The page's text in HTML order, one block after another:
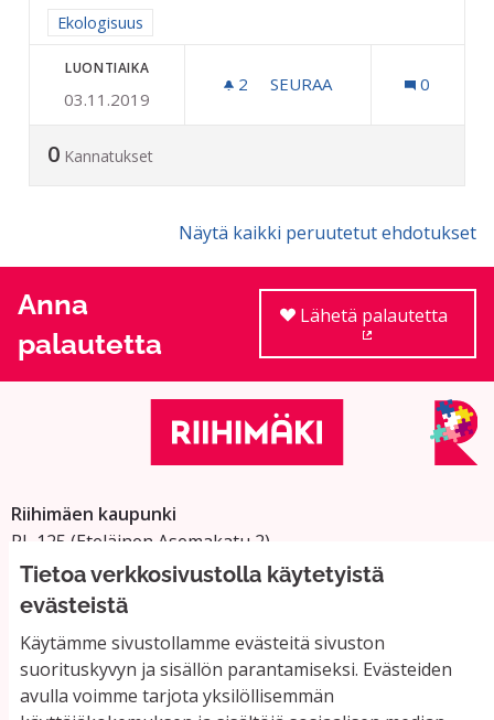
Tietoa verkkosivustolla käytetyistä
evästeistä
Käytämme sivustollamme evästeitä sivuston
suorituskyvyn ja sisällön parantamiseksi. Evästeiden
avulla voimme tarjota yksilöllisemmän
Rajaa tulokset aihepiirin mukaan: Ekologisuus
Ekologisuus
LUONTIAIKA
03.11.2019
2 2 SEURAAJAA
SEURAA 0
0 Kannatukset
Näytä kaikki peruutetut ehdotukset
Anna
palautetta
Lähetä palautetta
Riihimäen kaupunki
PL 125 (Eteläinen Asemakatu 2)
11101 Riihimäki
Vaihde: 019 758 4000
Sähköpostiosoitteet:
etunimi.sukunimi@riihimaki.fi